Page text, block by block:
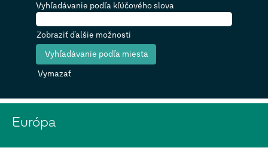
Vyhľadávanie podľa kľúčového slova
Zobraziť ďalšie možnosti
Vymazať
Európa